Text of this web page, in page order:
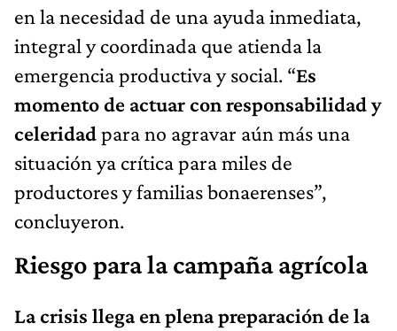
en la necesidad de una ayuda inmediata,
integral y coordinada que atienda la
emergencia productiva y social. “Es
momento de actuar con responsabilidad y
celeridadpara no agravar aún más una
situación ya crítica para miles de
productores y familias bonaerenses”,
concluyeron.
Riesgo para la campaña agrícola
La crisis llega en plena preparación de la